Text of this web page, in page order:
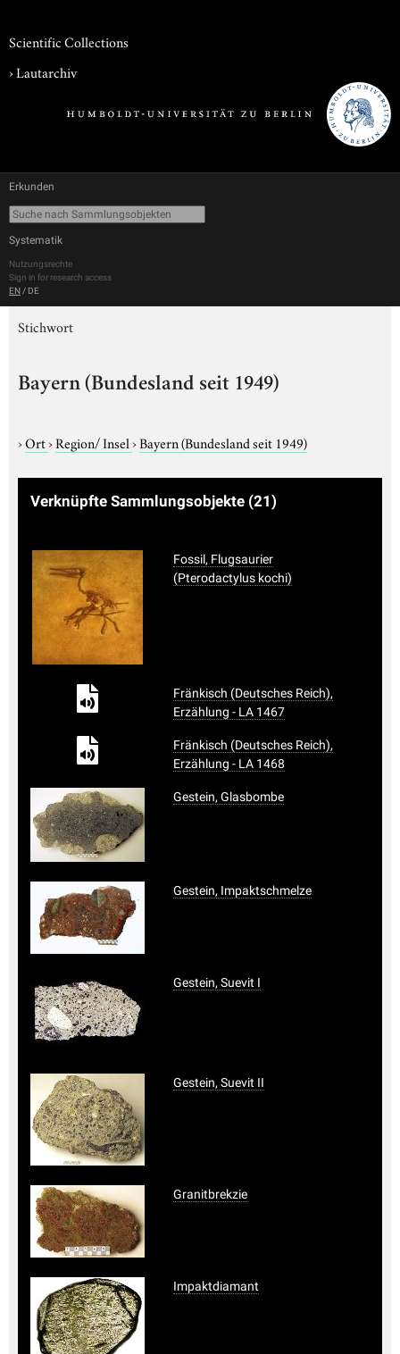
Scientific Collections
›Lautarchiv
Erkunden
Systematik
Nutzungsrechte
Sign in for research access
EN / DE
Stichwort
Bayern (Bundesland seit 1949)
›Ort›Region/ Insel›Bayern (Bundesland seit 1949)
Verknüpfte Sammlungsobjekte (21)
Fossil, Flugsaurier
(Pterodactylus kochi)
Fränkisch (Deutsches Reich),
Erzählung - LA 1467
Fränkisch (Deutsches Reich),
Erzählung - LA 1468
Gestein, Glasbombe
Gestein, Impaktschmelze
Gestein, Suevit I
Gestein, Suevit II
Granitbrekzie
Impaktdiamant